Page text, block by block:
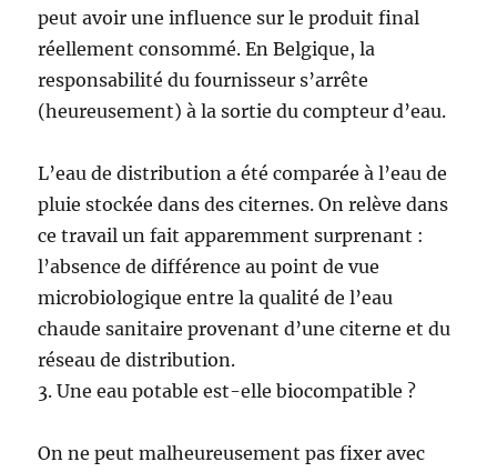
peut avoir une influence sur le produit final
réellement consommé. En Belgique, la
responsabilité du fournisseur s’arrête
(heureusement) à la sortie du compteur d’eau.
L’eau de distribution a été comparée à l’eau de
pluie stockée dans des citernes. On relève dans
ce travail un fait apparemment surprenant :
l’absence de différence au point de vue
microbiologique entre la qualité de l’eau
chaude sanitaire provenant d’une citerne et du
réseau de distribution.
3. Une eau potable est-elle biocompatible ?
On ne peut malheureusement pas fixer avec